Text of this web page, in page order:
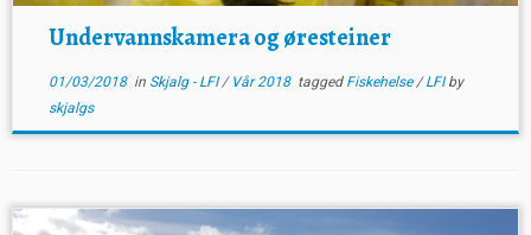
Undervannskamera og øresteiner
01/03/2018in Skjalg - LFI/ Vår 2018 tagged Fiskehelse/LFIby
skjalgs